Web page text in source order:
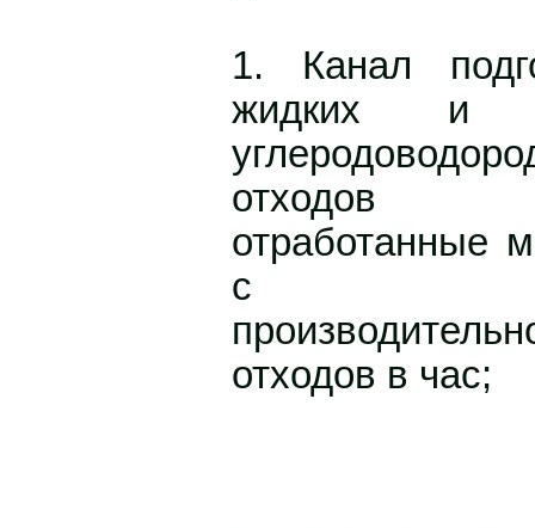
1. Канал
жидких и
отходов
отработанные
с
отходов в час;